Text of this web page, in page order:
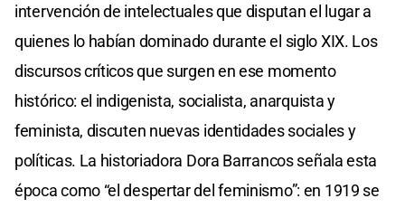
intervención de intelectuales que disputan el lugar a
quienes lo habían dominado durante el siglo XIX. Los
discursos críticos que surgen en ese momento
histórico: el indigenista, socialista, anarquista y
feminista, discuten nuevas identidades sociales y
políticas. La historiadora Dora Barrancos señala esta
época como “el despertar del feminismo”: en 1919 se